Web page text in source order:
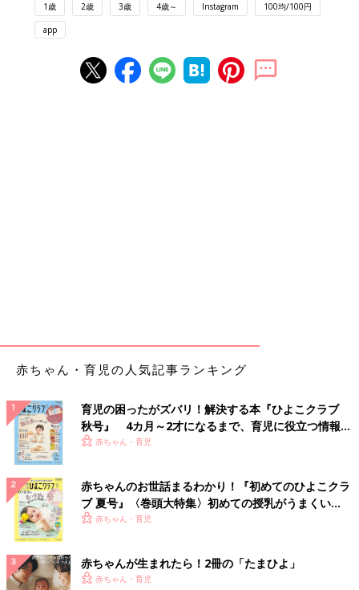
1歳 2歳 3歳 4歳～ Instagram 100均/100円
app
赤ちゃん・育児の人気記事ランキング
育児の困ったがズバリ！解決する本『ひよこクラブ
秋号』 4カ月～2才になるまで、育児に役立つ情報が
いっぱい！
赤ちゃん・育児
赤ちゃんのお世話まるわかり！『初めてのひよこクラ
ブ 夏号』〈巻頭大特集〉初めての授乳がうまくい
く！ おっぱい・ミルクの基本と夏のトラブル 解決テ
赤ちゃん・育児
赤ちゃんが生まれたら！2冊の「たまひよ」
赤ちゃん・育児